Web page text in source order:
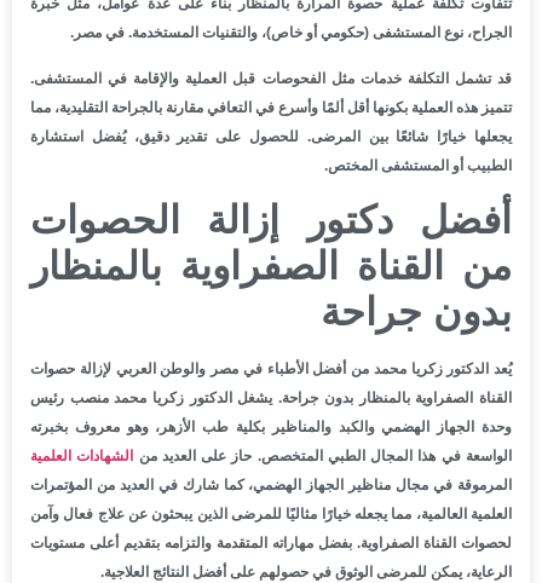
الجراح، نوع المستشفى (حكومي أو خاص)، والتقنيات المستخدمة. في مصر.
قد تشمل التكلفة خدمات مثل الفحوصات قبل العملية والإقامة في المستشفى.
تتميز هذه العملية بكونها أقل ألمًا وأسرع في التعافي مقارنة بالجراحة التقليدية، مما
يجعلها خيارًا شائعًا بين المرضى. للحصول على تقدير دقيق، يُفضل استشارة
الطبيب أو المستشفى المختص.
أفضل دكتور إزالة الحصوات
من القناة الصفراوية بالمنظار
بدون جراحة
يُعد الدكتور زكريا محمد من أفضل الأطباء في مصر والوطن العربي لإزالة حصوات
القناة الصفراوية بالمنظار بدون جراحة. يشغل الدكتور زكريا محمد منصب رئيس
وحدة الجهاز الهضمي والكبد والمناظير بكلية طب الأزهر، وهو معروف بخبرته
الواسعة في هذا المجال الطبي المتخصص. حاز على العديد من
الشهادات العلمية
المرموقة في مجال مناظير الجهاز الهضمي، كما شارك في العديد من المؤتمرات
العلمية العالمية، مما يجعله خيارًا مثاليًا للمرضى الذين يبحثون عن علاج فعال وآمن
لحصوات القناة الصفراوية. بفضل مهاراته المتقدمة والتزامه بتقديم أعلى مستويات
الرعاية، يمكن للمرضى الوثوق في حصولهم على أفضل النتائج العلاجية.